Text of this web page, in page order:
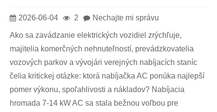
2026-06-04 2 Nechajte mi správu
Ako sa zavádzanie elektrických vozidiel zrýchľuje,
majitelia komerčných nehnuteľností, prevádzkovatelia
vozových parkov a vývojári verejných nabíjacích staníc
čelia kritickej otázke: ktorá nabíjačka AC ponúka najlepší
pomer výkonu, spoľahlivosti a nákladov? Nabíjacia
hromada 7-14 kW AC sa stala bežnou voľbou pre